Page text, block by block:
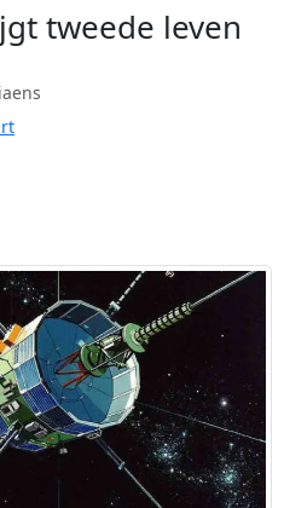
tweede leven